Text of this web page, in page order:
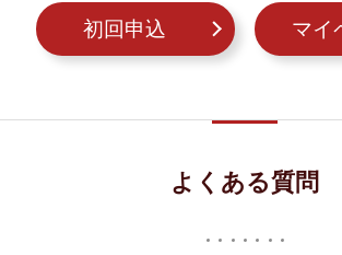
初回申込 マイ
よくある質問